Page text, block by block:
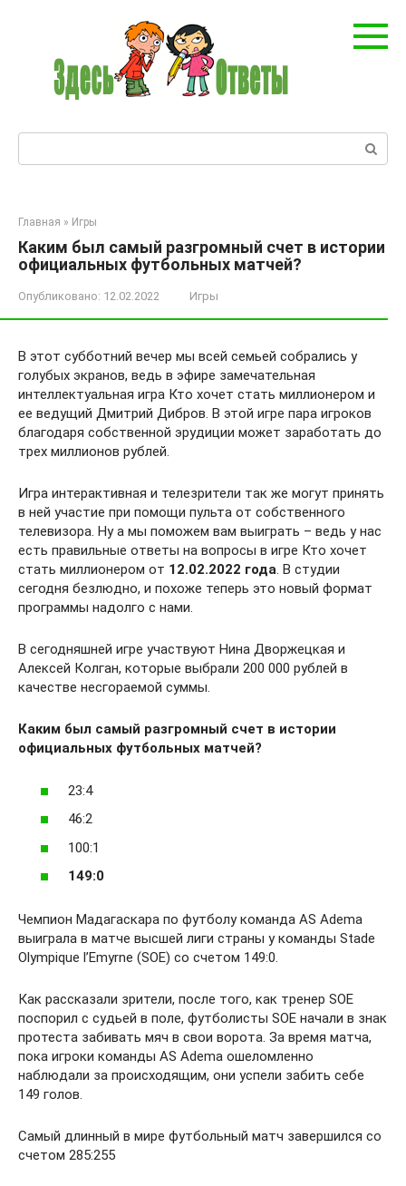
Поиск:
Главная » Игры
Каким был самый разгромный счет в истории
официальных футбольных матчей?
Опубликовано: 12.02.2022 Игры
В этот субботний вечер мы всей семьей собрались у
голубых экранов, ведь в эфире замечательная
интеллектуальная игра Кто хочет стать миллионером и
ее ведущий Дмитрий Дибров. В этой игре пара игроков
благодаря собственной эрудиции может заработать до
трех миллионов рублей.
Игра интерактивная и телезрители так же могут принять
в ней участие при помощи пульта от собственного
телевизора. Ну а мы поможем вам выиграть – ведь у нас
есть правильные ответы на вопросы в игре Кто хочет
стать миллионером от 12.02.2022 года. В студии
сегодня безлюдно, и похоже теперь это новый формат
программы надолго с нами.
В сегодняшней игре участвуют Нина Дворжецкая и
Алексей Колган, которые выбрали 200 000 рублей в
качестве несгораемой суммы.
Каким был самый разгромный счет в истории
официальных футбольных матчей?
23:4
46:2
100:1
149:0
Чемпион Мадагаскара по футболу команда AS Adema
выиграла в матче высшей лиги страны у команды Stade
Olympique l’Emyrne (SOE) со счетом 149:0.
Как рассказали зрители, после того, как тренер SOE
поспорил с судьей в поле, футболисты SOE начали в знак
протеста забивать мяч в свои ворота. За время матча,
пока игроки команды AS Adema ошеломленно
наблюдали за происходящим, они успели забить себе
149 голов.
Самый длинный в мире футбольный матч завершился со
счетом 285:255